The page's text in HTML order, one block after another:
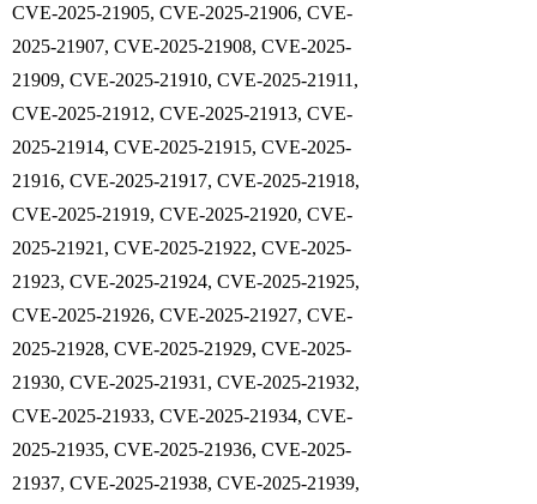
CVE-2025-21905, CVE-2025-21906, CVE-
2025-21907, CVE-2025-21908, CVE-2025-
21909, CVE-2025-21910, CVE-2025-21911,
CVE-2025-21912, CVE-2025-21913, CVE-
2025-21914, CVE-2025-21915, CVE-2025-
21916, CVE-2025-21917, CVE-2025-21918,
CVE-2025-21919, CVE-2025-21920, CVE-
2025-21921, CVE-2025-21922, CVE-2025-
21923, CVE-2025-21924, CVE-2025-21925,
CVE-2025-21926, CVE-2025-21927, CVE-
2025-21928, CVE-2025-21929, CVE-2025-
21930, CVE-2025-21931, CVE-2025-21932,
CVE-2025-21933, CVE-2025-21934, CVE-
2025-21935, CVE-2025-21936, CVE-2025-
21937, CVE-2025-21938, CVE-2025-21939,